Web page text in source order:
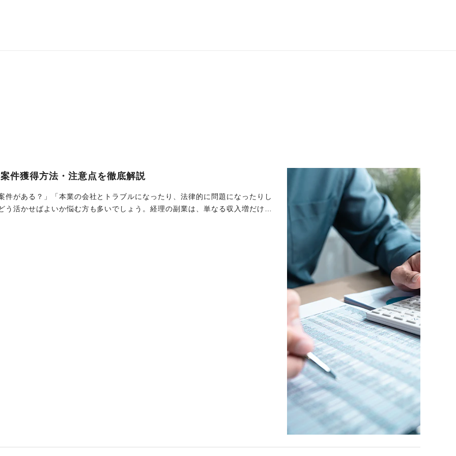
件獲得方法・注意点を徹底解説
件がある？」「本業の会社とトラブルになったり、法律的に問題になったりし
活かせばよいか悩む方も多いでしょう。経理の副業は、単なる収入増だけで
は、経理経験を活かせる副業の種類から案件獲得方法、法的な注意点まで徹
ためにも、ぜひ参考にしてみてください。